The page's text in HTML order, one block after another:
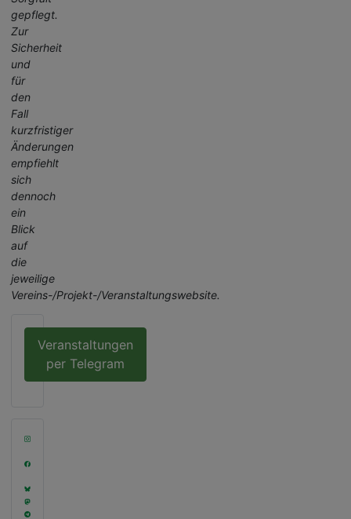
gepflegt.
Zur
Sicherheit
und
für
den
Fall
kurzfristiger
Änderungen
empfiehlt
sich
dennoch
ein
Blick
auf
die
jeweilige
Vereins-/Projekt-/Veranstaltungswebsite.
Veranstaltungen
per Telegram